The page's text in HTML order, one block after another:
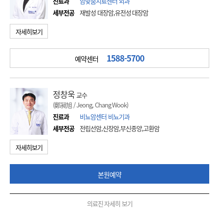
자세히보기
세부전공 재발성 대장암,유전성 대장암
예약센터 1588-5700
자세히보기
정창욱교수
(鄭昶旭 / Jeong, Chang Wook)
진료과
비뇨암센터 비뇨기과
세부전공 전립선암,신장암,부신종양,고환암
본원예약
의료진 자세히 보기